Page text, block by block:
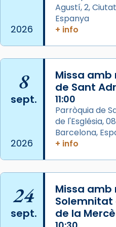
comitè organitzador
del Sant Pare Lleó XIV
L’arquebisbe de
Josep Omella, ha
concelebrat el bisbe
Mons. David Abadías.
📸 Dr. G. Simón
View on Facebook ·
Arquebisbat de
Memòria de les
Semproniana, verges i
2026
Agustí, 2,
Espanya
+ info
8
sept.
2026
Missa amb
de Sant
11:00
Parròquia de
de l'Església,
Barcelona,
+ info
24
sept.
Missa
Solemnitat
de la Mercè